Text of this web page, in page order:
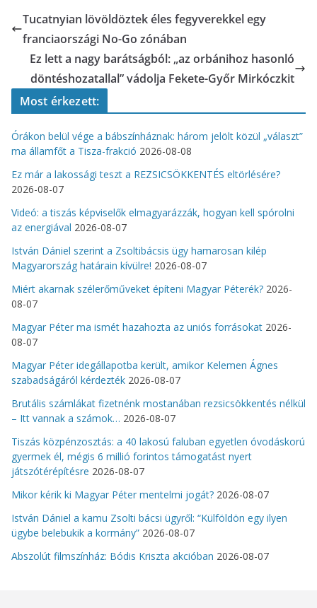
Tucatnyian lövöldöztek éles fegyverekkel egy
franciaországi No-Go zónában
Ez lett a nagy barátságból: „az orbánihoz hasonló
döntéshozatallal” vádolja Fekete-Győr Mirkóczkit
Most érkezett:
Órákon belül vége a bábszínháznak: három jelölt közül „választ”
ma államfőt a Tisza-frakció 2026-08-08
Ez már a lakossági teszt a REZSICSÖKKENTÉS eltörlésére?
2026-08-07
Videó: a tiszás képviselők elmagyarázzák, hogyan kell spórolni
az energiával 2026-08-07
István Dániel szerint a Zsoltibácsis ügy hamarosan kilép
Magyarország határain kívülre! 2026-08-07
Miért akarnak szélerőműveket építeni Magyar Péterék? 2026-
08-07
Magyar Péter ma ismét hazahozta az uniós forrásokat 2026-
08-07
Magyar Péter idegállapotba került, amikor Kelemen Ágnes
szabadságáról kérdezték 2026-08-07
Brutális számlákat fizetnénk mostanában rezsicsökkentés nélkül
– Itt vannak a számok… 2026-08-07
Tiszás közpénzosztás: a 40 lakosú faluban egyetlen óvodáskorú
gyermek él, mégis 6 millió forintos támogatást nyert
játszótérépítésre 2026-08-07
Mikor kérik ki Magyar Péter mentelmi jogát? 2026-08-07
István Dániel a kamu Zsolti bácsi ügyről: “Külföldön egy ilyen
ügybe belebukik a kormány” 2026-08-07
Abszolút filmszínház: Bódis Kriszta akcióban 2026-08-07